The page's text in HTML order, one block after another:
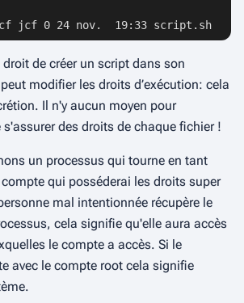
jcf 0 24 nov.  19:33 script.sh
de créer un script dans son
modifier les droits d’exécution: cela
Il n'y aucun moyen pour
des droits de chaque fichier !
un processus qui tourne en tant
qui posséderai les droits super
mal intentionnée récupère le
cela signifie qu'elle aura accès
le compte a accès. Si le
avec le compte root cela signifie